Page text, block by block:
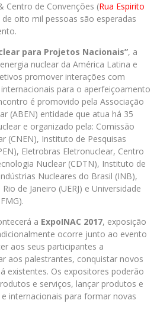
Centro de Convenções (Rua Espirito
de oito mil pessoas são esperadas
para Projetos Nacionais”, a
nuclear da América Latina e
promover interações com
para o aperfeiçoamento
é promovido pela Associação
(ABEN) entidade que atua há 35
e organizado pela: Comissão
(CNEN), Instituto de Pesquisas
Eletrobras Eletronuclear, Centro
Nuclear (CDTN), Instituto de
Nucleares do Brasil (INB),
de Janeiro (UERJ) e Universidade
a ExpoINAC 2017, exposição
ocorre junto ao evento
aos seus participantes a
aos palestrantes, conquistar novos
existentes. Os expositores poderão
e serviços, lançar produtos e
internacionais para formar novas